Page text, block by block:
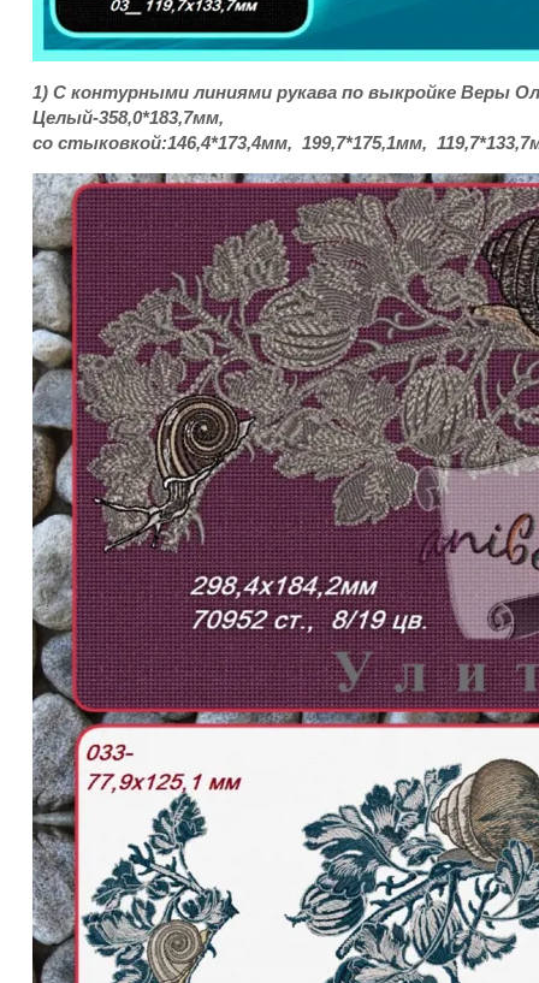
1) С контурными линиями рукава по выкройке Веры
Целый-358,0*183,7мм,
со стыковкой:146,4*173,4мм, 199,7*175,1мм,